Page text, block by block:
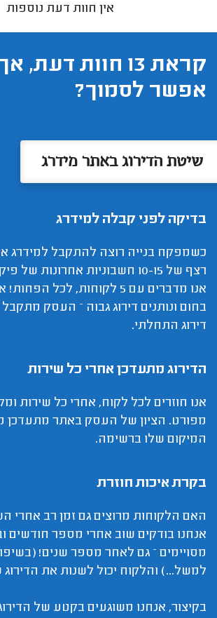
אין חוות דעת נוספות
קראת 13 חוות
אפשר לסמוך?
שיטת הדירוג באתר מידרג
בדיקה לפני קבלה למידרג
כשמפקח בנייה רוצה להתקבל למידרג
רצף של 10-15 חשבוניות אחרונות
אנו מדברים עם 5 לקוחות, לכל
בחום ונותנים דירוג גבוה – העסק
דירוג התחלתי.
הדירוג מתעדכן אחרי כל שירות
אנו חוזרים לכל לקוח, אחרי כל שירות
מפורט. הציון של העסק באתר מתעדכן
המיקום שלו ברשימה.
בקרת איכות חוזרת
האם הלקוחות מרוצים גם זמן רב אחרי
אנחנו בודקים שוב אחרי מספר חודשים
מסויימים – גם לאחר מספר שנים!
למשל...) והלקוח יכול לשנות את
בקיצור, אנחנו משוגעים בקטע של